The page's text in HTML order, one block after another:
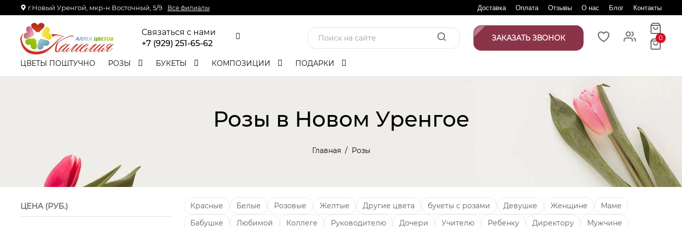
г.Новый Уренгой, мкр-н Восточный, 5/9 Все филиалы Доставка Оплата Отзывы О нас Блог Контакты
Связаться с нами
+7 (929) 251-65-62
ЗАКАЗАТЬ ЗВОНОК 0
ЦВЕТЫ ПОШТУЧНО РОЗЫ БУКЕТЫ КОМПОЗИЦИИ ПОДАРКИ
Розы в Новом Уренгое
Главная Розы
ЦЕНА (РУБ.) Красные Белые Розовые Желтые Другие цвета букеты с розами Девушке Женщине
Маме
Бабушке
Любимой Коллеге Руководителю Дочери Учителю Ребенку Директору Мужчине